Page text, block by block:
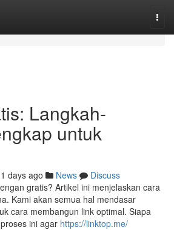
Langkah-
untuk
days ago News
Discuss
gratis? Artikel ini menjelaskan cara
Kami akan semua hal mendasar
cara membangun link optimal. Siapa
ini agar https://linktop.me/